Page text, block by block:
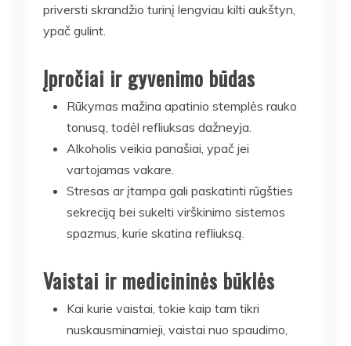
priversti skrandžio turinį lengviau kilti aukštyn,
ypač gulint.
Įpročiai ir gyvenimo būdas
Rūkymas mažina apatinio stemplės rauko
tonusą, todėl refliuksas dažneyja.
Alkoholis veikia panašiai, ypač jei
vartojamas vakare.
Stresas ar įtampa gali paskatinti rūgšties
sekreciją bei sukelti virškinimo sistemos
spazmus, kurie skatina refliuksą.
Vaistai ir medicininės būklės
Kai kurie vaistai, tokie kaip tam tikri
nuskausminamieji, vaistai nuo spaudimo,